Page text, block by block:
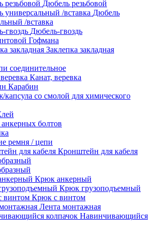
Дюбель резьбовой
Дюбель
/вставка
Дюбель-гвоздь
Гофмана
Заклепка закладная
соединительное
Канат, веревка
Карабин
капсула со смолой для химического
болтов
ремня / цепи
Кронштейн для кабеля
Крюк анкерный
Крюк грузоподъемный
Крюк с винтом
Лента монтажная
Навинчивающийся